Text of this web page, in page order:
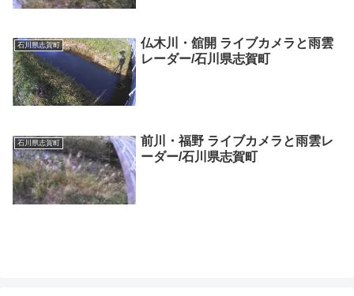
石川県志賀町
仏木川・舘開 ライブカメラと雨雲
レーダー/石川県志賀町
石川県志賀町
前川・福野 ライブカメラと雨雲レ
ーダー/石川県志賀町